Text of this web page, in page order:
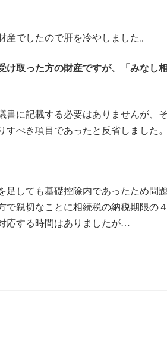
でしたので肝を冷やしました。
け取った方の財産ですが、「みなし
書に記載する必要はありませんが、
べき項目であったと反省しました。
足しても基礎控除内であったため問
で親切なことに相続税の納税期限の
応する時間はありましたが…